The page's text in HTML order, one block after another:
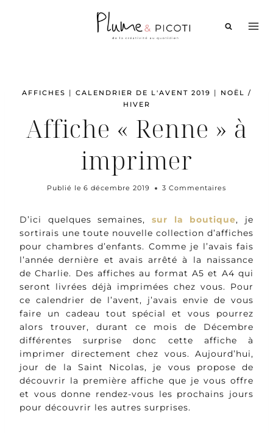
AFFICHES | CALENDRIER DE L'AVENT 2019 |
NOËL /
HIVER
Affiche « Renne » à
imprimer
Publié le 6 décembre 2019 3 Commentaires
D’ici quelques semaines, sur la boutique, je
sortirais une toute nouvelle collection d’affiches
pour chambres d’enfants. Comme je l’avais fais
l’année dernière et avais arrêté à la naissance
de Charlie. Des affiches au format A5 et A4 qui
seront livrées déjà imprimées chez vous. Pour
ce calendrier de l’avent, j’avais envie de vous
faire un cadeau tout spécial et vous pourrez
alors trouver, durant ce mois de Décembre
différentes surprise donc cette affiche à
imprimer directement chez vous. Aujourd’hui,
jour de la Saint Nicolas, je vous propose de
découvrir la première affiche que je vous offre
et vous donne rendez-vous les prochains jours
pour découvrir les autres surprises.